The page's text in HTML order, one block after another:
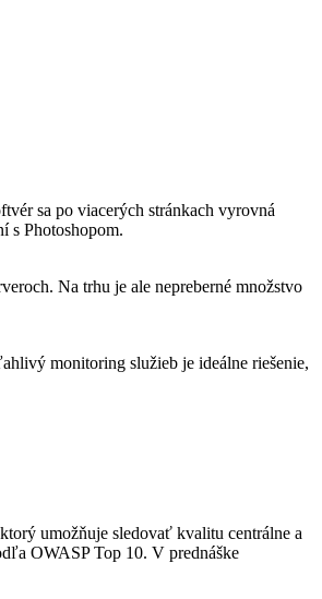
sa po viacerých stránkach vyrovná
s Photoshopom.
Na trhu je ale nepreberné množstvo
monitoring služieb je ideálne riešenie,
umožňuje sledovať kvalitu centrálne a
OWASP Top 10. V prednáške